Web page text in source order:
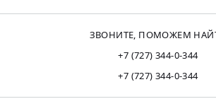
ЗВОНИТЕ, ПОМОЖЕМ
+7 (727) 344-0-344
+7 (727) 344-0-344